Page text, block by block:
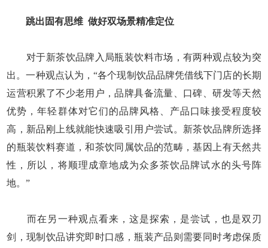
跳出固有思维做好双场景精准定位
对于新茶饮品牌入局瓶装饮料市场，有两种观点较为突
出。一种观点认为，“各个现制饮品品牌凭借线下门店的长期
运营积累了不少老用户，品牌具备流量、口碑、研发等天然
优势，年轻群体对它们的品牌风格、产品口味接受程度较
高，新品刚上线就能快速吸引用户尝试。新茶饮品牌所选择
的瓶装饮料赛道，和茶饮同属饮品的范畴，基因上有天然共
性，所以，将顺理成章地成为众多茶饮品牌试水的头号阵
地。”
而在另一种观点看来，这是探索，是尝试，也是双刃
剑，现制饮品讲究即时口感，瓶装产品则需要同时考虑保质